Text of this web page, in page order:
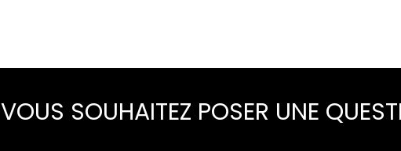
VOUS SOUHAITEZ POSER UNE